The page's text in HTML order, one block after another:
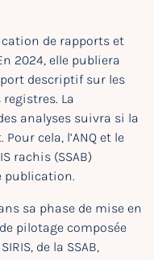
de rapports et
2024, elle publiera
descriptif sur les
La
analyses suivra si la
cela, l’ANQ et le
rachis (SSAB)
publication.
sa phase de mise en
pilotage composée
de la SSAB,